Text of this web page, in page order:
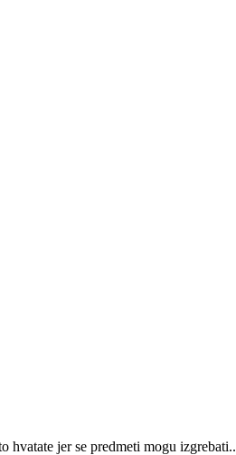
hvatate jer se predmeti mogu izgrebati..